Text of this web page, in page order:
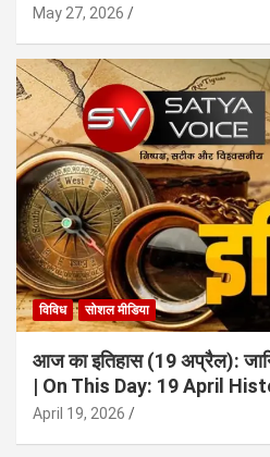
May 27, 2026
विविध सोशल मीडिया
आज का इतिहास (19 अप्रैल):
| On This Day: 19 April
April 19, 2026